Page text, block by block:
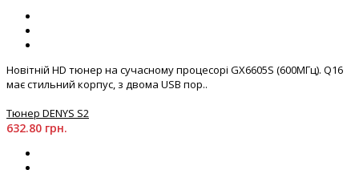
Новітній HD тюнер на сучасному процесорі GX6605S (600МГц). Q16
має стильний корпус, з двома USB пор..
Тюнер DENYS S2
632.80 грн.